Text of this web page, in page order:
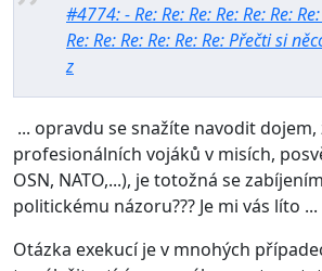
#4774: - Re: Re: Re: Re: Re: Re:
Re: Re: Re: Re: Re: Re: Přečti si
z
... opravdu se snažíte navodit dojem,
profesionálních vojáků v misích,
OSN, NATO,...), je totožná se
politickému názoru??? Je mi vás líto ...
Otázka exekucí je v mnohých